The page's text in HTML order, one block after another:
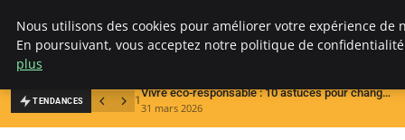
Climategatecountryclub.com
TENDANCES 1
Vivre éco-responsable : 10 astuces pour changer vos habitudes
31 mars 2026
Nous utilisons des cookies pour améliorer votre expérience de
En poursuivant, vous acceptez notre politique de
plus